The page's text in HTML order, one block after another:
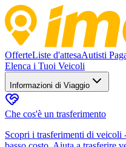
OfferteListe d'attesaAutisti
Elenca i Tuoi Veicoli
Informazioni di Viaggio
Che cos'è un trasferimento
Scopri i trasferimenti di